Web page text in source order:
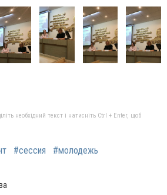
необхідний текст і натисніть Ctrl + Enter, щоб
#сессия #молодежь